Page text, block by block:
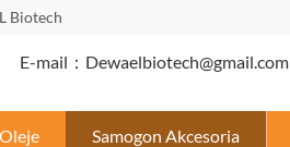
Biotech
E-mail：Dewaelbiotech@gmail.com
Samogon Akcesoria